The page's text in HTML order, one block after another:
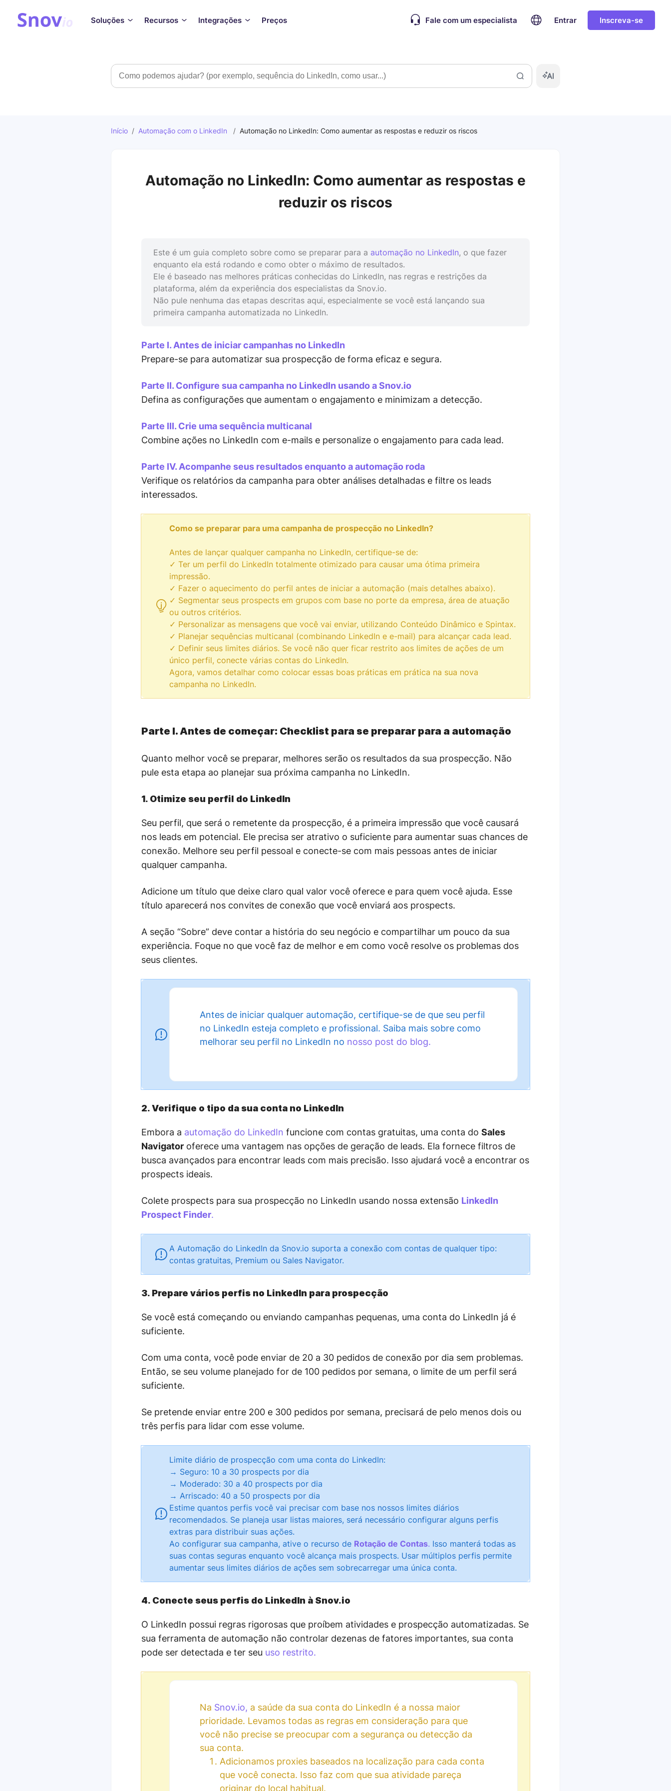
Soluções Recursos Integrações Preços Fale com um especialista Entrar Inscreva-se
Pesquisar
Início / Automação com o LinkedIn / Automação no LinkedIn: Como aumentar as respostas e reduzir os riscos
Automação no LinkedIn: Como aumentar as respostas e
reduzir os riscos
Este é um guia completo sobre como se preparar para a automação no LinkedIn, o que fazer
enquanto ela está rodando e como obter o máximo de resultados.
Ele é baseado nas melhores práticas conhecidas do LinkedIn, nas regras e restrições da
plataforma, além da experiência dos especialistas da Snov.io.
Não pule nenhuma das etapas descritas aqui, especialmente se você está lançando sua
primeira campanha automatizada no LinkedIn.
Parte I. Antes de iniciar campanhas no LinkedIn
Prepare-se para automatizar sua prospecção de forma eficaz e segura.
Parte II. Configure sua campanha no LinkedIn usando a Snov.io
Defina as configurações que aumentam o engajamento e minimizam a detecção.
Parte III. Crie uma sequência multicanal
Combine ações no LinkedIn com e-mails e personalize o engajamento para cada lead.
Parte IV. Acompanhe seus resultados enquanto a automação roda
Verifique os relatórios da campanha para obter análises detalhadas e filtre os leads
interessados.
Como se preparar para uma campanha de prospecção no LinkedIn?
Antes de lançar qualquer campanha no LinkedIn, certifique-se de:
✓ Ter um perfil do LinkedIn totalmente otimizado para causar uma ótima primeira
impressão.
✓ Fazer o aquecimento do perfil antes de iniciar a automação (mais detalhes abaixo).
✓ Segmentar seus prospects em grupos com base no porte da empresa, área de atuação
ou outros critérios.
✓ Personalizar as mensagens que você vai enviar, utilizando Conteúdo Dinâmico e Spintax.
✓ Planejar sequências multicanal (combinando LinkedIn e e-mail) para alcançar cada lead.
✓ Definir seus limites diários. Se você não quer ficar restrito aos limites de ações de um
único perfil, conecte várias contas do LinkedIn.
Agora, vamos detalhar como colocar essas boas práticas em prática na sua nova
campanha no LinkedIn.
Parte I. Antes de começar: Checklist para se preparar para a automação
Quanto melhor você se preparar, melhores serão os resultados da sua prospecção. Não
pule esta etapa ao planejar sua próxima campanha no LinkedIn.
1. Otimize seu perfil do LinkedIn
Seu perfil, que será o remetente da prospecção, é a primeira impressão que você causará
nos leads em potencial. Ele precisa ser atrativo o suficiente para aumentar suas chances de
conexão. Melhore seu perfil pessoal e conecte-se com mais pessoas antes de iniciar
qualquer campanha.
Adicione um título que deixe claro qual valor você oferece e para quem você ajuda. Esse
título aparecerá nos convites de conexão que você enviará aos prospects.
A seção “Sobre” deve contar a história do seu negócio e compartilhar um pouco da sua
experiência. Foque no que você faz de melhor e em como você resolve os problemas dos
seus clientes.
Antes de iniciar qualquer automação, certifique-se de que seu perfil
no LinkedIn esteja completo e profissional. Saiba mais sobre como
melhorar seu perfil no LinkedIn no nosso post do blog.
2. Verifique o tipo da sua conta no LinkedIn
Embora a automação do LinkedIn funcione com contas gratuitas, uma conta do Sales
Navigator oferece uma vantagem nas opções de geração de leads. Ela fornece filtros de
busca avançados para encontrar leads com mais precisão. Isso ajudará você a encontrar os
prospects ideais.
Colete prospects para sua prospecção no LinkedIn usando nossa extensão LinkedIn
Prospect Finder.
A Automação do LinkedIn da Snov.io suporta a conexão com contas de qualquer tipo:
contas gratuitas, Premium ou Sales Navigator.
3. Prepare vários perfis no LinkedIn para prospecção
Se você está começando ou enviando campanhas pequenas, uma conta do LinkedIn já é
suficiente.
Com uma conta, você pode enviar de 20 a 30 pedidos de conexão por dia sem problemas.
Então, se seu volume planejado for de 100 pedidos por semana, o limite de um perfil será
suficiente.
Se pretende enviar entre 200 e 300 pedidos por semana, precisará de pelo menos dois ou
três perfis para lidar com esse volume.
Limite diário de prospecção com uma conta do LinkedIn:
→ Seguro: 10 a 30 prospects por dia
→ Moderado: 30 a 40 prospects por dia
→ Arriscado: 40 a 50 prospects por dia
Estime quantos perfis você vai precisar com base nos nossos limites diários
recomendados. Se planeja usar listas maiores, será necessário configurar alguns perfis
extras para distribuir suas ações.
Ao configurar sua campanha, ative o recurso de Rotação de Contas. Isso manterá todas as
suas contas seguras enquanto você alcança mais prospects. Usar múltiplos perfis permite
aumentar seus limites diários de ações sem sobrecarregar uma única conta.
4. Conecte seus perfis do LinkedIn à Snov.io
O LinkedIn possui regras rigorosas que proíbem atividades e prospecção automatizadas. Se
sua ferramenta de automação não controlar dezenas de fatores importantes, sua conta
pode ser detectada e ter seu uso restrito.
Na Snov.io, a saúde da sua conta do LinkedIn é a nossa maior
prioridade. Levamos todas as regras em consideração para que
você não precise se preocupar com a segurança ou detecção da
sua conta.
Adicionamos proxies baseados na localização para cada conta
que você conecta. Isso faz com que sua atividade pareça
originar do local habitual.